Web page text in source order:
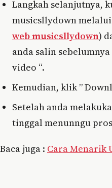
Langkah selanjutnya,
musicsllydown
web musicsllydown)
anda salin
video “.
Kemudian, klik ”
Setelah anda
tinggal menunngu
Baca juga : Cara Menarik